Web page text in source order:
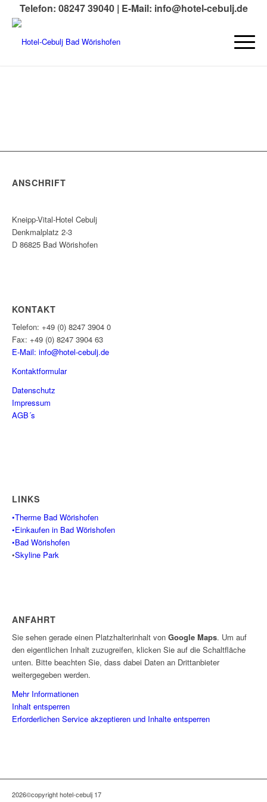
Telefon: 08247 39040 | E-Mail: info@hotel-cebulj.de
ANSCHRIFT
Kneipp-Vital-Hotel Cebulj
Denkmalplatz 2-3
D 86825 Bad Wörishofen
KONTAKT
Telefon: +49 (0) 8247 3904 0
Fax: +49 (0) 8247 3904 63
E-Mail: info@hotel-cebulj.de
Kontaktformular
Datenschutz
Impressum
AGB´s
LINKS
•Therme Bad Wörishofen
•Einkaufen in Bad Wörishofen
•Bad Wörishofen
•Skyline Park
ANFAHRT
Sie sehen gerade einen Platzhalterinhalt von Google Maps. Um auf
den eigentlichen Inhalt zuzugreifen, klicken Sie auf die Schaltfläche
unten. Bitte beachten Sie, dass dabei Daten an Drittanbieter
weitergegeben werden.
Mehr Informationen
Inhalt entsperren
Erforderlichen Service akzeptieren und Inhalte entsperren
2026©copyright hotel-cebulj 17